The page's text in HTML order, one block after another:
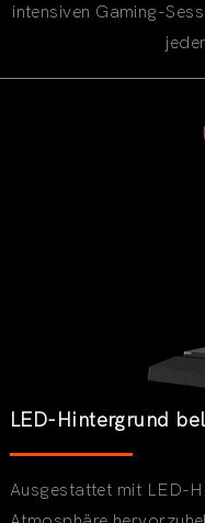
intensiven Gaming-
LED-Hintergrund
Ausgestattet mit LED-